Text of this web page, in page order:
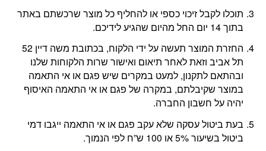
תוכלו לקבל זיכוי כספי או להחליף כל מוצר שרכשתם באתר
בתוך 14 יום החל מהיום שהגיע לידיכם.
החזרת המוצר תעשה על ידי הלקוח, בכתובת משה דיין 52
תל אביב וזאת לאחר תיאום ואישור שרות הלקוחות שלנו
ובהתאם לתקנון, למעט במקרים שיש פגם או אי התאמה
במוצר שקיבלתם, במקרה של פגם או אי התאמה האיסוף
יהיה על חשבון החברה.
בעת ביטול עסקה שלא עקב פגם או אי התאמה ייגבו דמי
ביטול בשיעור 5% או 100 ש”ח לפי הנמוך.